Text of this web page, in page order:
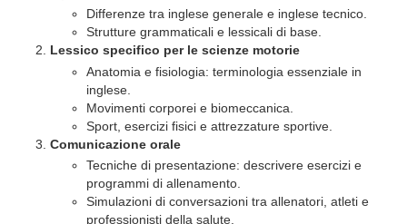
Differenze tra inglese generale e inglese tecnico.
Strutture grammaticali e lessicali di base.
Lessico specifico per le scienze motorie
Anatomia e fisiologia: terminologia essenziale in
inglese.
Movimenti corporei e biomeccanica.
Sport, esercizi fisici e attrezzature sportive.
Comunicazione orale
Tecniche di presentazione: descrivere esercizi e
programmi di allenamento.
Simulazioni di conversazioni tra allenatori, atleti e
professionisti della salute.